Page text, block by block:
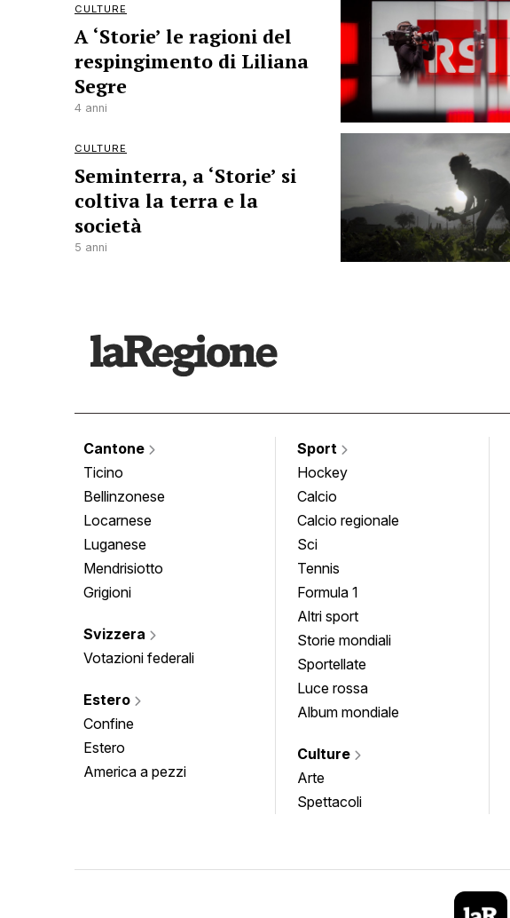
CULTURE
A ‘Storie’ le ragioni del
respingimento di Liliana
Segre
4 anni
CULTURE
Seminterra, a ‘Storie’ si
coltiva la terra e la
società
5 anni
Cantone
Ticino
Bellinzonese
Locarnese
Luganese
Mendrisiotto
Grigioni
Svizzera
Votazioni federali
Estero
Confine
Estero
America a pezzi
Sport
Hockey
Calcio
Calcio regionale
Sci
Tennis
Formula 1
Altri sport
Storie mondiali
Sportellate
Luce rossa
Album mondiale
Culture
Arte
Spettacoli